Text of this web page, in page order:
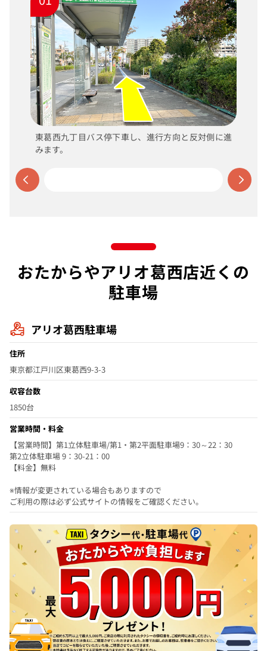
東葛西九丁目バス停下車し、進行方向と反対側に進
みます。
おたからやアリオ葛西店近くの
駐車場
アリオ葛西駐車場
住所
東京都江戸川区東葛西9-3-3
収容台数
1850台
営業時間・料金
【営業時間】第1立体駐車場/第1・第2平面駐車場9：30～22：30
第2立体駐車場 9：30-21：00
【料金】無料
※情報が変更されている場合もありますので
ご利用の際は必ず公式サイトの情報をご確認ください。